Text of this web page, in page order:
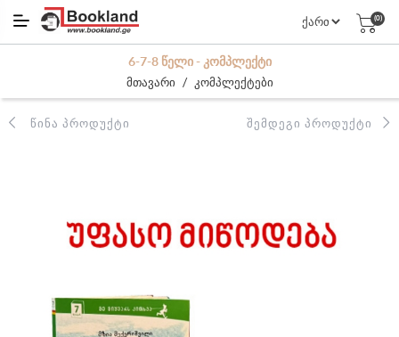
(0)
6-7-8 ᲬᲔᲚᲘ - ᲙᲝᲛᲞᲚᲔᲥᲢᲘ
მთავარი / კომპლექტები
ᲬᲘᲜᲐ ᲞᲠᲝᲓᲣᲥᲢᲘ ᲨᲔᲛᲓᲔᲒᲘ ᲞᲠᲝᲓᲣᲥᲢᲘ